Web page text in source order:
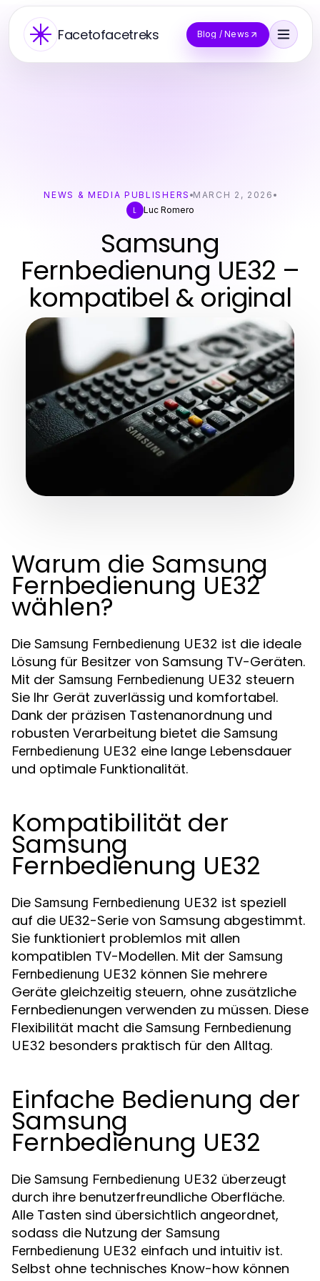
Facetofacetreks Blog / News
NEWS & MEDIA PUBLISHERS MARCH 2, 2026
L
Luc Romero
Samsung
Fernbedienung UE32 –
kompatibel & original
Warum die Samsung
Fernbedienung UE32
wählen?
Die Samsung Fernbedienung UE32 ist die ideale
Lösung für Besitzer von Samsung TV-Geräten.
Mit der Samsung Fernbedienung UE32 steuern
Sie Ihr Gerät zuverlässig und komfortabel.
Dank der präzisen Tastenanordnung und
robusten Verarbeitung bietet die Samsung
Fernbedienung UE32 eine lange Lebensdauer
und optimale Funktionalität.
Kompatibilität der
Samsung
Fernbedienung UE32
Die Samsung Fernbedienung UE32 ist speziell
auf die UE32-Serie von Samsung abgestimmt.
Sie funktioniert problemlos mit allen
kompatiblen TV-Modellen. Mit der Samsung
Fernbedienung UE32 können Sie mehrere
Geräte gleichzeitig steuern, ohne zusätzliche
Fernbedienungen verwenden zu müssen. Diese
Flexibilität macht die Samsung Fernbedienung
UE32 besonders praktisch für den Alltag.
Einfache Bedienung der
Samsung
Fernbedienung UE32
Die Samsung Fernbedienung UE32 überzeugt
durch ihre benutzerfreundliche Oberfläche.
Alle Tasten sind übersichtlich angeordnet,
sodass die Nutzung der Samsung
Fernbedienung UE32 einfach und intuitiv ist.
Selbst ohne technisches Know-how können